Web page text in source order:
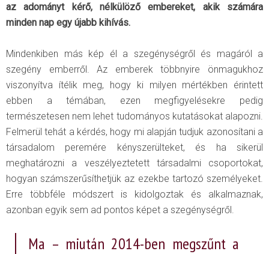
az adományt kérő, nélkülöző embereket, akik számára
minden nap egy újabb kihívás.
Mindenkiben más kép él a szegénységről és magáról a
szegény emberről. Az emberek többnyire önmagukhoz
viszonyítva ítélik meg, hogy ki milyen mértékben érintett
ebben a témában, ezen megfigyelésekre pedig
természetesen nem lehet tudományos kutatásokat alapozni.
Felmerül tehát a kérdés, hogy mi alapján tudjuk azonosítani a
társadalom peremére kényszerülteket, és ha sikerül
meghatározni a veszélyeztetett társadalmi csoportokat,
hogyan számszerűsíthetjük az ezekbe tartozó személyeket.
Erre többféle módszert is kidolgoztak és alkalmaznak,
azonban egyik sem ad pontos képet a szegénységről.
Ma – miután 2014-ben megszűnt a